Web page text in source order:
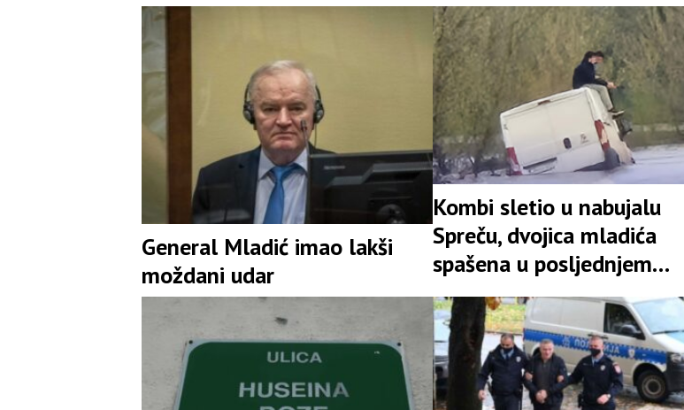
General Mladić imao lakši
moždani udar
Kombi sletio u nabujalu
Spreču, dvojica mladića
spašena u posljednjem
trenutku